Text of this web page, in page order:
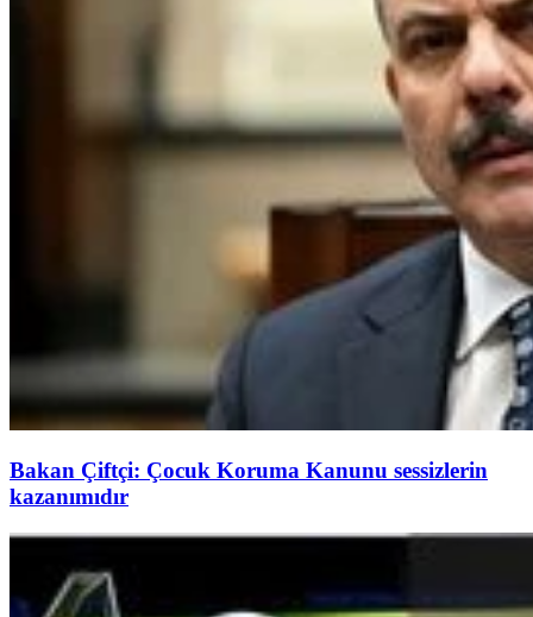
Bakan Çiftçi: Çocuk Koruma Kanunu sessizlerin
kazanımıdır